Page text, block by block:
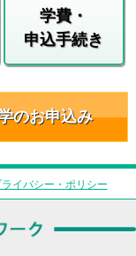
学費・
申込手続き
のお申込み
ライバシー・ポリシー